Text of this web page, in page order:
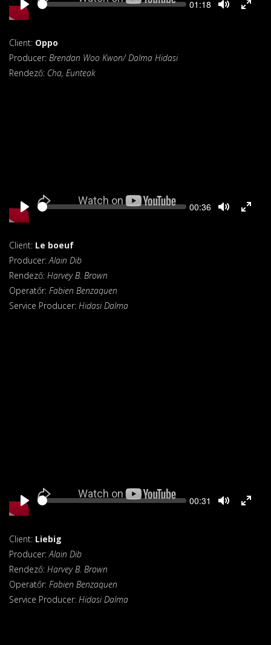
Seek Current
01:18
Client: Oppo
Producer: Brendan Woo Kwon/ Dalma Hidasi
Rendező: Cha, Eunteak
Seek Current
00:36
Client: Le boeuf
Producer:Alain Dib
Rendező: Harvey B. Brown
Operatőr: Fabien Benzaquen
Service Producer: Hidasi Dalma
Seek Current
00:31
Client: Liebig
Producer: Alain Dib
Rendező: Harvey B. Brown
Operatőr: Fabien Benzaquen
Service Producer: Hidasi Dalma